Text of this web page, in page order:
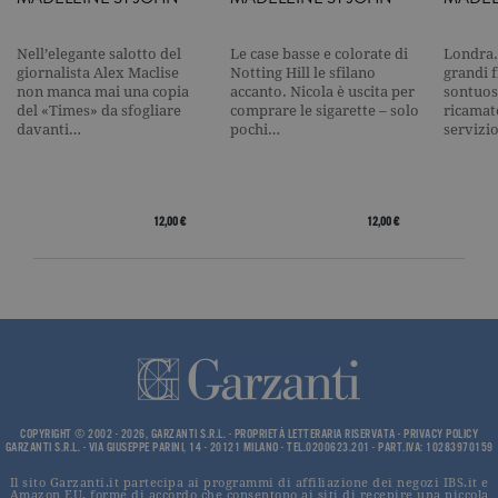
Nell’elegante salotto del
giornalista Alex Maclise
non manca mai una copia
del «Times» da sfogliare
davanti…
12,00 €
Le case basse e colorate di
Notting Hill le sfilano
accanto. Nicola è uscita per
comprare le sigarette – solo
pochi…
12,00 €
grandi
COPYRIGHT © 2002 - 2026, GARZANTI S.R.L. - PROPRIETÀ LETTERARIA RISERVATA - PRIVACY POLICY
GARZANTI S.R.L. - VIA GIUSEPPE PARINI, 14 - 20121 MILANO - TEL.0200623.201 - PART.IVA: 10283970159
Il sito Garzanti.it partecipa ai programmi di affiliazione dei negozi IBS.it e
impostato
Google
Analytics.
Memorizza
aggiorna
valore
per ogni
richieste,
limitando
su siti ad